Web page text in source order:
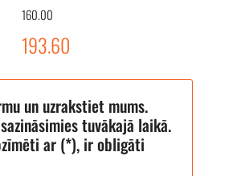
160.00
193.60
un uzrakstiet mums.
tuvākajā laikā.
ar (*), ir obligāti